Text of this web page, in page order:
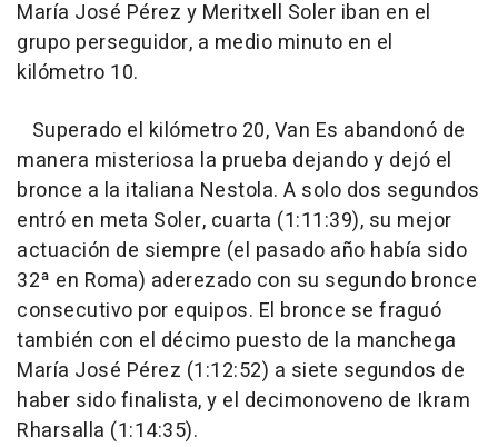
María José Pérez y Meritxell Soler iban en el
grupo perseguidor, a medio minuto en el
kilómetro 10.
Superado el kilómetro 20, Van Es abandonó de
manera misteriosa la prueba dejando y dejó el
bronce a la italiana Nestola. A solo dos segundos
entró en meta Soler, cuarta (1:11:39), su mejor
actuación de siempre (el pasado año había sido
32ª en Roma) aderezado con su segundo bronce
consecutivo por equipos. El bronce se fraguó
también con el décimo puesto de la manchega
María José Pérez (1:12:52) a siete segundos de
haber sido finalista, y el decimonoveno de Ikram
Rharsalla (1:14:35).